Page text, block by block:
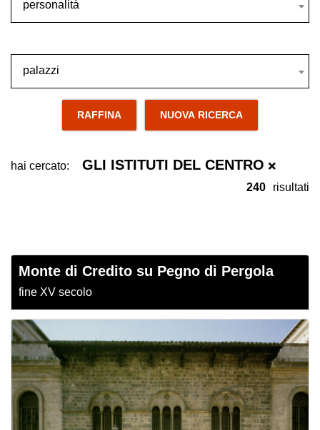
personalità
palazzi
RAFFINA NUOVA RICERCA
hai cercato: GLI ISTITUTI DEL CENTRO
240 risultati
Monte di Credito su Pegno di Pergola
fine XV secolo